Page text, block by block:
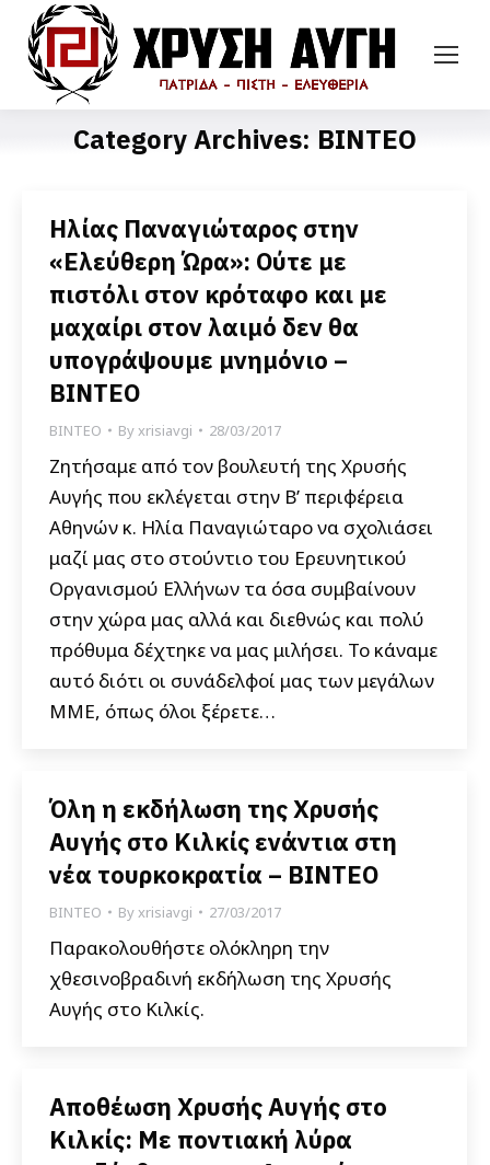
Category Archives: ΒΙΝΤΕΟ
Ηλίας Παναγιώταρος στην
«Ελεύθερη Ώρα»: Ούτε με
πιστόλι στον κρόταφο και με
μαχαίρι στον λαιμό δεν θα
υπογράψουμε μνημόνιο –
ΒΙΝΤΕΟ
ΒΙΝΤΕΟ Byxrisiavgi 28/03/2017
Ζητήσαμε από τον βουλευτή της Χρυσής
Αυγής που εκλέγεται στην B’ περιφέρεια
Αθηνών κ. Ηλία Παναγιώταρο να σχολιάσει
μαζί μας στο στούντιο του Ερευνητικού
Οργανισμού Ελλήνων τα όσα συμβαίνουν
στην χώρα μας αλλά και διεθνώς και πολύ
πρόθυμα δέχτηκε να μας μιλήσει. Το κάναμε
αυτό διότι οι συνάδελφoί μας των μεγάλων
ΜΜΕ, όπως όλοι ξέρετε…
Όλη η εκδήλωση της Χρυσής
Αυγής στο Κιλκίς ενάντια στη
νέα τουρκοκρατία – ΒΙΝΤΕΟ
ΒΙΝΤΕΟ Byxrisiavgi 27/03/2017
Παρακολουθήστε ολόκληρη την
χθεσινοβραδινή εκδήλωση της Χρυσής
Αυγής στο Κιλκίς.
Αποθέωση Χρυσής Αυγής στο
Κιλκίς: Με ποντιακή λύρα